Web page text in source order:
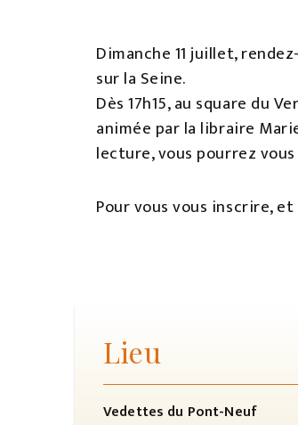
Dimanche 11 juillet,
sur la Seine.
Dès 17h15, au square du
animée par la libraire
lecture, vous pourrez
Pour vous vous inscrire,
Lieu
Vedettes du Pont-Neuf